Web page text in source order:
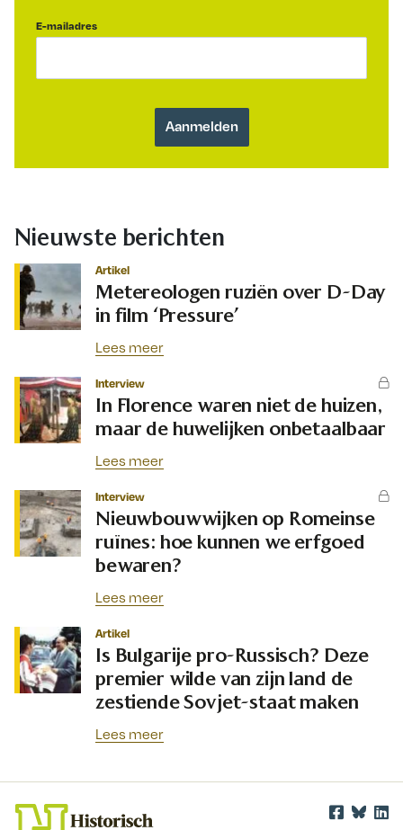
E-mailadres
Nieuwste berichten
Artikel
Metereologen ruziën over D-Day
in film ‘Pressure’
Lees meer
Interview
In Florence waren niet de huizen,
maar de huwelijken onbetaalbaar
Lees meer
Interview
Nieuwbouwwijken op Romeinse
ruïnes: hoe kunnen we erfgoed
bewaren?
Lees meer
Artikel
Is Bulgarije pro-Russisch? Deze
premier wilde van zijn land de
zestiende Sovjet-staat maken
Lees meer